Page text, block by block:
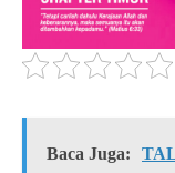
Baca Juga: